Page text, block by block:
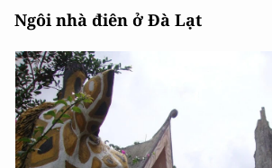
Ngôi nhà điên ở Đà Lạt